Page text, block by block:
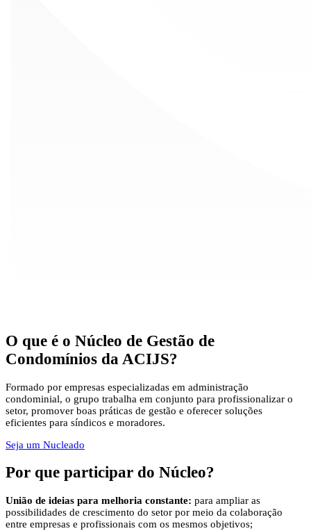
O que é o Núcleo de Gestão de
Condomínios da ACIJS?
Formado por empresas especializadas em administração
condominial, o grupo trabalha em conjunto para profissionalizar o
setor, promover boas práticas de gestão e oferecer soluções
eficientes para síndicos e moradores.
Seja um Nucleado
Por que participar do Núcleo?
União de ideias para melhoria constante: para ampliar as
possibilidades de crescimento do setor por meio da colaboração
entre empresas e profissionais com os mesmos objetivos;